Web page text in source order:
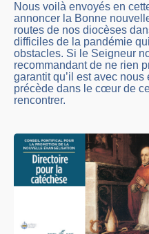
Nous voilà envoyés en
annoncer la Bonne
routes de nos diocèses
difficiles de la pandémie
obstacles. Si le Seigneur
recommandant de ne rien
garantit qu’il est avec nous
précède dans le cœur de
rencontrer.